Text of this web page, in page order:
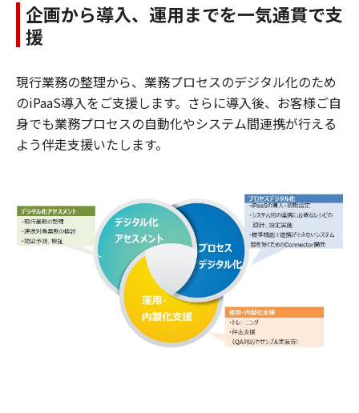
企画から導入、運用までを一気通貫で支
援
現行業務の整理から、業務プロセスのデジタル化のため
のiPaaS導入をご支援します。さらに導入後、お客様ご自
身でも業務プロセスの自動化やシステム間連携が行える
よう伴走支援いたします。